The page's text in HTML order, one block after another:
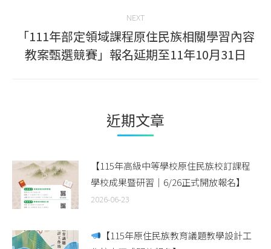
NEXT
Next
post:
「111年部定領域課程原住民族相關學習內容
教案甄選競賽」報名延期至11年10月31日
近期文章
【115年高級中等學校原住民族校訂課程
學校成果暨研習｜6/26正式開放報名】
2026-06-23
【115年原住民族教育議題教學設計工